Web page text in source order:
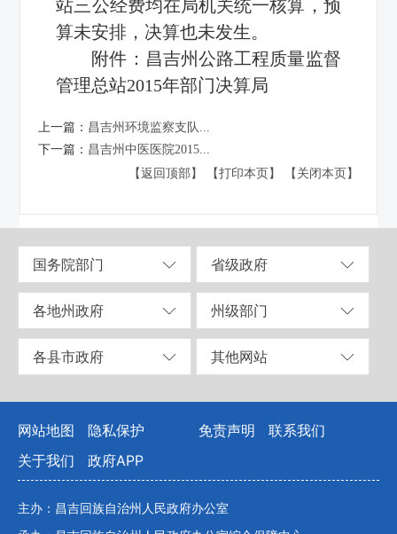
站三公经费均在局机关统一核算，预
算未安排，决算也未发生。
附件： 昌吉州公路工程质量监督
管理总站2015年部门决算局
上一篇： 昌吉州环境监察支队...
下一篇： 昌吉州中医医院2015...
【返回顶部】
【打印本页】 【关闭本页】
国务院部门 省级政府
各地州政府 州级部门
各县市政府 其他网站
网站地图 隐私保护 免责声明
联系我们
关于我们
政府APP
主办：昌吉回族自治州人民政府办公室